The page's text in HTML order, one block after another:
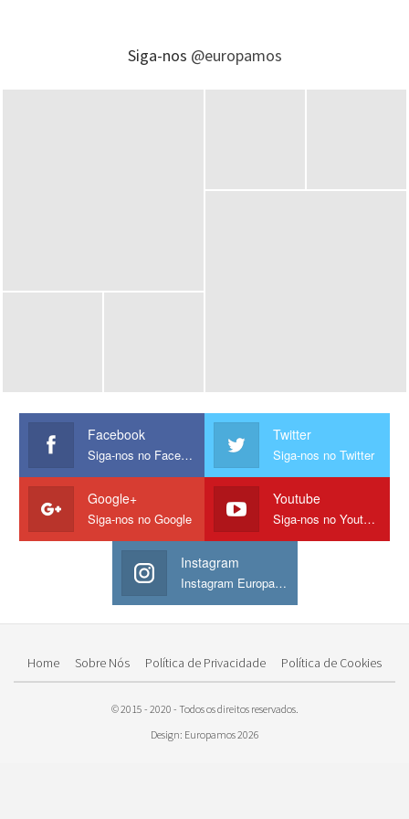
Siga-nos @europamos
Facebook
Siga-nos no Facebook
Twitter
Siga-nos no Twitter
Google+
Siga-nos no Google
Youtube
Siga-nos no Youtube
Instagram
Instagram Europamos
Home Sobre Nós Política de Privacidade Política de Cookies
© 2015 - 2020 - Todos os direitos reservados.
Design: Europamos 2026